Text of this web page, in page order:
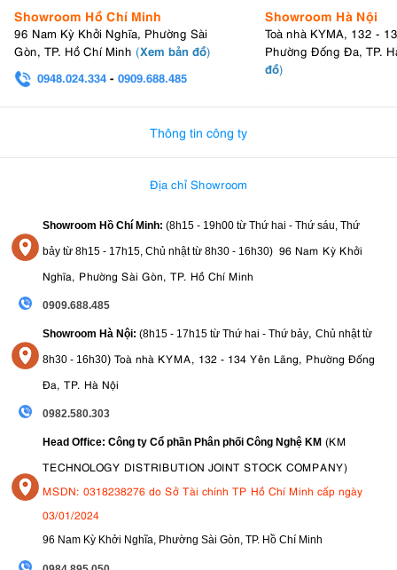
Showroom Hồ Chí Minh
96 Nam Kỳ Khởi Nghĩa, Phường Sài
Gòn, TP. Hồ Chí Minh (Xem bản đồ)
0948.024.334 - 0909.688.485
Showroom Hà Nội
Toà nhà KYMA, 132 -
Phường Đống Đa, TP.
đồ)
Thông tin công ty
Địa chỉ Showroom
Showroom Hồ Chí Minh: (8h15 - 19h00 từ Thứ hai - Thứ sáu, Thứ
bảy từ 8h15 - 17h15, Chủ nhật từ 8h30 - 16h30) 96 Nam Kỳ Khởi
Nghĩa, Phường Sài Gòn, TP. Hồ Chí Minh
0909.688.485
Showroom Hà Nội: (8h15 - 17h15 từ Thứ hai - Thứ bảy, Chủ nhật từ
8h30 - 16h30) Toà nhà KYMA, 132 - 134 Yên Lãng, Phường Đống
Đa, TP. Hà Nội
0982.580.303
Head Office: Công ty Cổ phần Phân phối Công Nghệ KM (KM
TECHNOLOGY DISTRIBUTION JOINT STOCK COMPANY)
MSDN: 0318238276 do Sở Tài chính TP Hồ Chí Minh cấp ngày
03/01/2024
96 Nam Kỳ Khởi Nghĩa, Phường Sài Gòn, TP. Hồ Chí Minh